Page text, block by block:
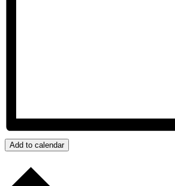
Add to calendar